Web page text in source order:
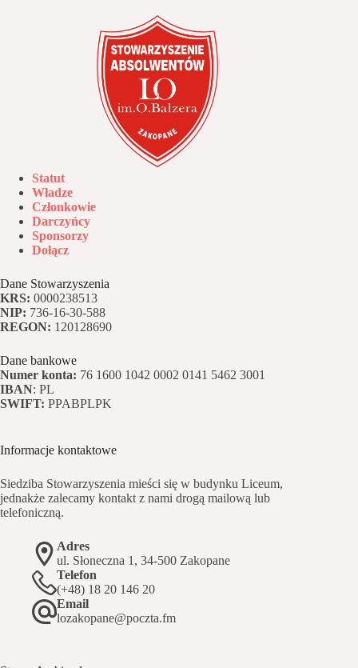
Statut
Władze
Członkowie
Darczyńcy
Sponsorzy
Dołącz
Dane Stowarzyszenia
KRS: 0000238513
NIP: 736-16-30-588
REGON: 120128690
Dane bankowe
Numer konta: 76 1600 1042 0002 0141 5462 3001
IBAN: PL
SWIFT: PPABPLPK
Informacje kontaktowe
Siedziba Stowarzyszenia mieści się w budynku Liceum,
jednakże zalecamy kontakt z nami drogą mailową lub
telefoniczną.
Adres
ul. Słoneczna 1, 34-500 Zakopane
Telefon
(+48) 18 20 146 20
Email
lozakopane@poczta.fm